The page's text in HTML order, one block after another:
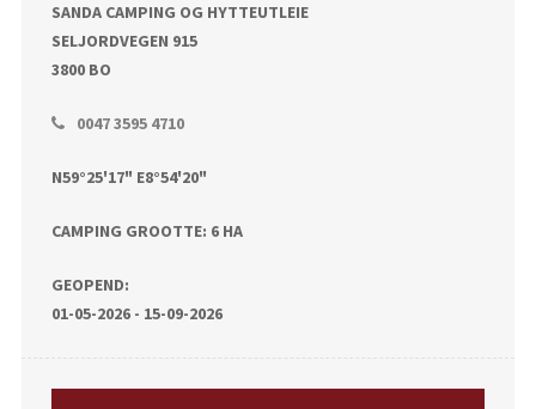
SANDA CAMPING OG HYTTEUTLEIE
SELJORDVEGEN 915
3800 BO
0047 3595 4710
N59°25'17" E8°54'20"
CAMPING GROOTTE: 6 HA
GEOPEND:
01-05-2026 - 15-09-2026